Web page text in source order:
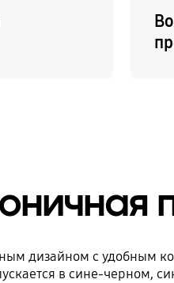
дизайном с
в сине-черном,